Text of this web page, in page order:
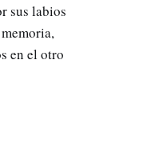
sus labios
en el otro